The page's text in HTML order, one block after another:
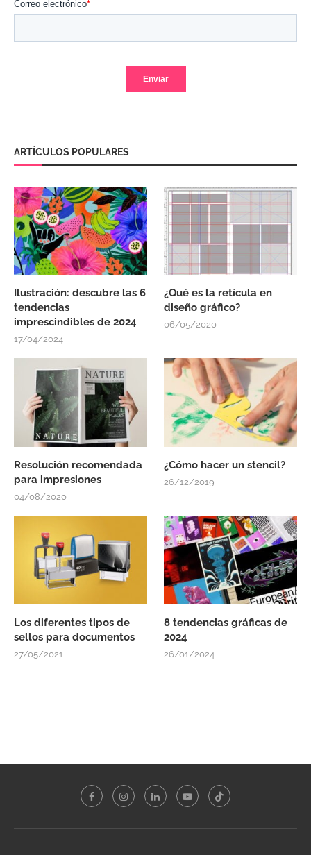
ARTÍCULOS POPULARES
Ilustración: descubre las 6
tendencias
imprescindibles de 2024
17/04/2024
¿Qué es la retícula en
diseño gráfico?
06/05/2020
Resolución recomendada
para impresiones
04/08/2020
¿Cómo hacer un stencil?
26/12/2019
Los diferentes tipos de
sellos para documentos
27/05/2021
8 tendencias gráficas de
2024
26/01/2024